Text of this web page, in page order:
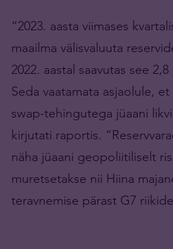
“2023. aasta viimases
maailma välisvaluuta
2022. aastal saavutas see
Seda vaatamata asjaolule,
swap-tehingutega jüaani
kirjutati raportis.
näha jüaani geopoliitiliselt
muretsetakse nii Hiina
teravnemise pärast G7